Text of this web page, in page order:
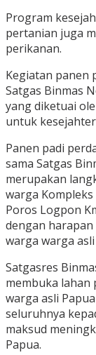
Program
pertanian juga
perikanan.
Kegiatan panen
Satgas Binmas
yang diketuai
untuk
Panen padi
sama Satgas
merupakan
warga
Poros Logpon
dengan
warga warga
Satgasres
membuka lahan
warga asli
seluruhnya
maksud
Papua.